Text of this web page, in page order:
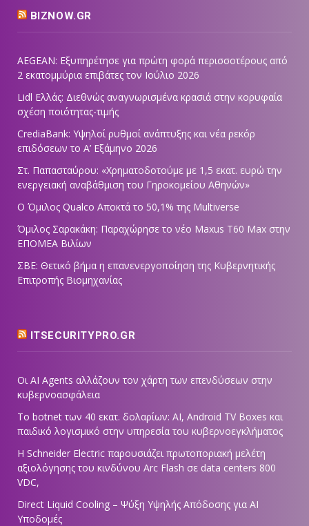
BIZNOW.GR
AEGEAN: Εξυπηρέτησε για πρώτη φορά περισσοτέρους από
2 εκατομμύρια επιβάτες τον Ιούλιο 2026
Lidl Ελλάς: Διεθνώς αναγνωρισμένα κρασιά στην κορυφαία
σχέση ποιότητας-τιμής
CrediaBank: Υψηλοί ρυθμοί ανάπτυξης και νέα ρεκόρ
επιδόσεων το Α’ Εξάμηνο 2026
Στ. Παπασταύρου: «Χρηματοδοτούμε με 1,5 εκατ. ευρώ την
ενεργειακή αναβάθμιση του Γηροκομείου Αθηνών»
Ο Όμιλος Qualco Αποκτά το 50,1% της Multiverse
Όμιλος Σαρακάκη: Παραχώρησε το νέο Maxus T60 Max στην
ΕΠΟΜΕΑ Βιλίων
ΣΒΕ: Θετικό βήμα η επανενεργοποίηση της Κυβερνητικής
Επιτροπής Βιομηχανίας
ITSECURITYPRO.GR
Οι AI Agents αλλάζουν τον χάρτη των επενδύσεων στην
κυβερνοασφάλεια
Το botnet των 40 εκατ. δολαρίων: AI, Android TV Boxes και
παιδικό λογισμικό στην υπηρεσία του κυβερνοεγκλήματος
Η Schneider Electric παρουσιάζει πρωτοποριακή μελέτη
αξιολόγησης του κινδύνου Arc Flash σε data centers 800
VDC,
Direct Liquid Cooling – Ψύξη Υψηλής Απόδοσης για AI
Υποδομές